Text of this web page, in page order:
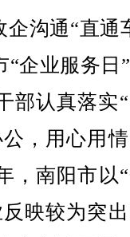
沟通“直通
“企业服务日
部认真落实
，用心用
，南阳市以
映较为突